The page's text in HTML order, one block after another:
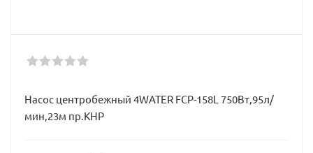
Насос центробежный 4WATER FCP-158L 750Вт,95л/
мин,23м пр.КНР